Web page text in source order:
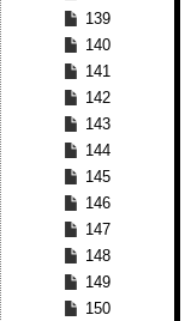
139
140
141
142
143
144
145
146
147
148
149
150